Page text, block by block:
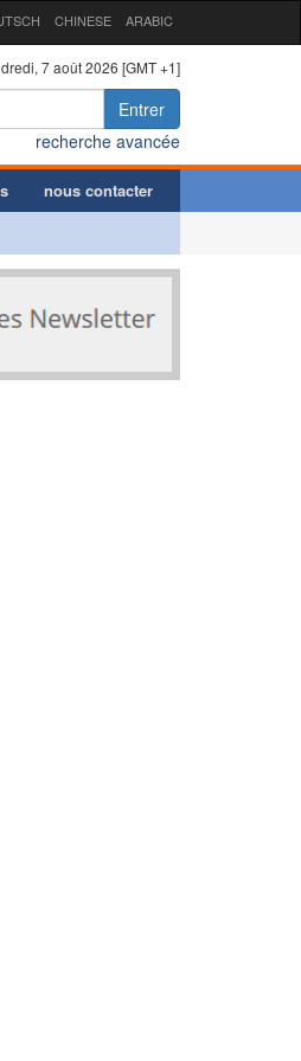
CHINESE ARABIC
7 août 2026 [GMT +1]
Entrer
recherche avancée
nous contacter